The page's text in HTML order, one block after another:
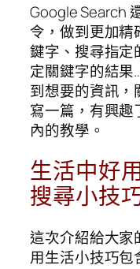
Google Search
令，做到更加精
鍵字、搜尋指定
定關鍵字的結果
到想要的資訊
寫一篇 ，有興
內的教學。
生活中好
搜尋小技
這次介紹給大家
用生活小技巧包